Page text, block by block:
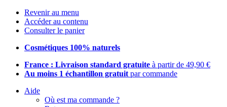
Revenir au menu
Accéder au contenu
Consulter le panier
Cosmétiques 100% naturels
France : Livraison standard gratuite à partir de 49,90 €
Au moins 1 échantillon gratuit par commande
Aide
Où est ma commande ?